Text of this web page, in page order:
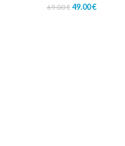
69.00€49.00€